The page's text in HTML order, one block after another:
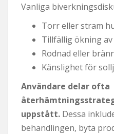
Vanliga
Torr eller stram
Tillfällig ökning
Rodnad eller
Känslighet för
Användare delar ofta
uppstått. Dessa
behandlingen, byta